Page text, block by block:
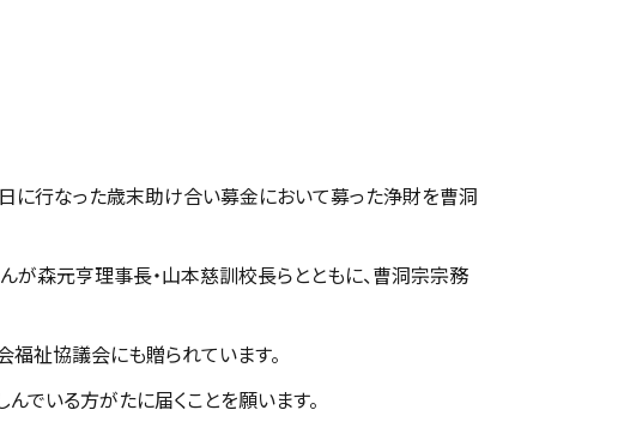
行なった歳末助け合い募金において募った浄財を曹洞
が森元亨理事長・山本慈訓校長らとともに、曹洞宗宗務
祉協議会にも贈られています。
でいる方がたに届くことを願います。